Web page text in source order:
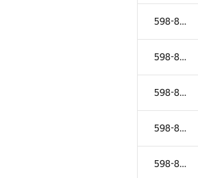
598-854
598-854
598-854
598-854
598-854